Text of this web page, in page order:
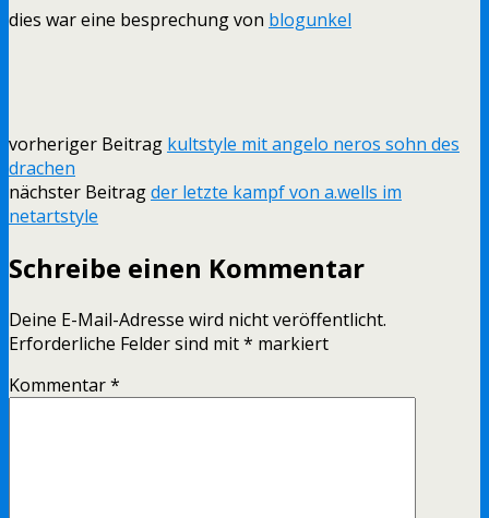
dies war eine besprechung von blogunkel
vorheriger Beitrag kultstyle mit angelo neros sohn des
drachen
nächster Beitragder letzte kampf von a.wells im
netartstyle
Schreibe einen Kommentar
Deine E-Mail-Adresse wird nicht veröffentlicht.
Erforderliche Felder sind mit* markiert
Kommentar*